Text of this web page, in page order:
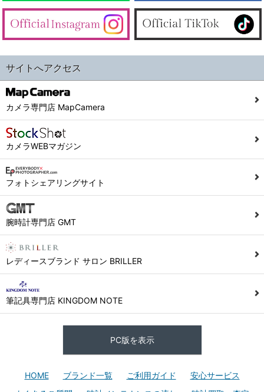
サイトへアクセス
カメラ専門店 MapCamera
カメラWEBマガジン
フォトシェアリングサイト
腕時計専門店 GMT
レディースブランド サロン BRILLER
筆記具専門店 KINGDOM NOTE
PC版を表示
HOME ブランド一覧 ご利用ガイド
安心サービス